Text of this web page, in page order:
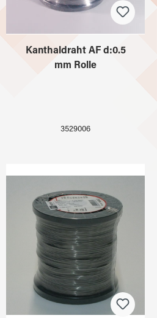
Kanthaldraht AF d:0.5
mm Rolle
3529006